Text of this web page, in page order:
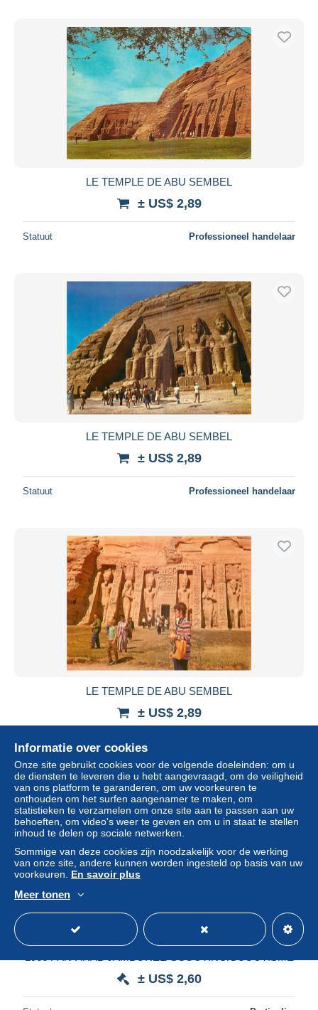
LE TEMPLE DE ABU SEMBEL
± US$ 2,89
Statuut Professioneel handelaar
LE TEMPLE DE ABU SEMBEL
± US$ 2,89
Statuut Professioneel handelaar
LE TEMPLE DE ABU SEMBEL
± US$ 2,89
Statuut
EGYPT/EGYPTE-ABU SIMBEL /THEMATIC STAMP-
± US$ 2,60
Informatie over cookies
Onze site gebruikt cookies voor de volgende doeleinden: om u
de diensten te leveren die u hebt aangevraagd, om de veiligheid
van ons platform te garanderen, om uw voorkeuren te
onthouden om het surfen aangenamer te maken, om
statistieken te verzamelen om onze site aan te passen aan uw
behoeften, om video's weer te geven en om u in staat te stellen
inhoud te delen op sociale netwerken.
Sommige van deze cookies zijn noodzakelijk voor de werking
van onze site, andere kunnen worden ingesteld op basis van uw
voorkeuren. En savoir plus
Meer tonen